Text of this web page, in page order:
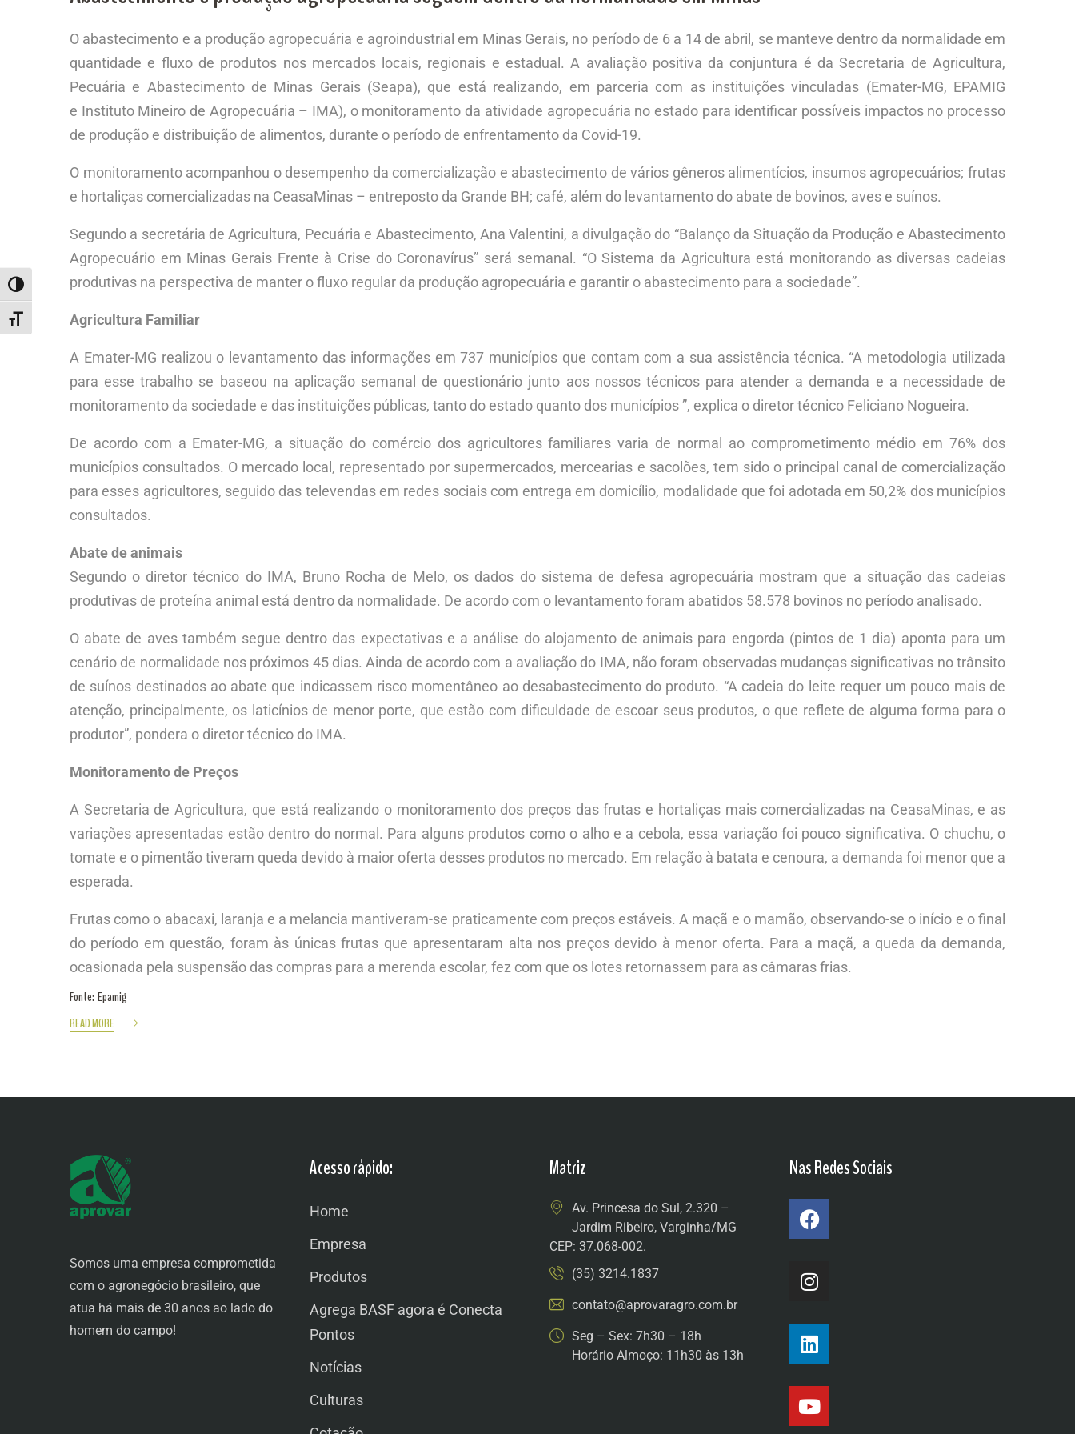
ALTERNAR ALTO CONTRASTE
ALTERNAR TAMANHO DA FONTE
O abastecimento e a produção agropecuária e agroindustrial em Minas Gerais, no período de 6 a 14 de abril, se manteve dentro da normalidade em
quantidade e fluxo de produtos nos mercados locais, regionais e estadual. A avaliação positiva da conjuntura é da Secretaria de Agricultura,
Pecuária e Abastecimento de Minas Gerais (Seapa), que está realizando, em parceria com as instituições vinculadas (Emater-MG, EPAMIG
e Instituto Mineiro de Agropecuária – IMA), o monitoramento da atividade agropecuária no estado para identificar possíveis impactos no processo
de produção e distribuição de alimentos, durante o período de enfrentamento da Covid-19.
O monitoramento acompanhou o desempenho da comercialização e abastecimento de vários gêneros alimentícios, insumos agropecuários; frutas
e hortaliças comercializadas na CeasaMinas – entreposto da Grande BH; café, além do levantamento do abate de bovinos, aves e suínos.
Segundo a secretária de Agricultura, Pecuária e Abastecimento, Ana Valentini, a divulgação do “Balanço da Situação da Produção e Abastecimento
Agropecuário em Minas Gerais Frente à Crise do Coronavírus” será semanal. “O Sistema da Agricultura está monitorando as diversas cadeias
produtivas na perspectiva de manter o fluxo regular da produção agropecuária e garantir o abastecimento para a sociedade”.
Agricultura Familiar
A Emater-MG realizou o levantamento das informações em 737 municípios que contam com a sua assistência técnica. “A metodologia utilizada
para esse trabalho se baseou na aplicação semanal de questionário junto aos nossos técnicos para atender a demanda e a necessidade de
monitoramento da sociedade e das instituições públicas, tanto do estado quanto dos municípios ”, explica o diretor técnico Feliciano Nogueira.
De acordo com a Emater-MG, a situação do comércio dos agricultores familiares varia de normal ao comprometimento médio em 76% dos
municípios consultados. O mercado local, representado por supermercados, mercearias e sacolões, tem sido o principal canal de comercialização
para esses agricultores, seguido das televendas em redes sociais com entrega em domicílio, modalidade que foi adotada em 50,2% dos municípios
consultados.
Abate de animais
Segundo o diretor técnico do IMA, Bruno Rocha de Melo, os dados do sistema de defesa agropecuária mostram que a situação das cadeias
produtivas de proteína animal está dentro da normalidade. De acordo com o levantamento foram abatidos 58.578 bovinos no período analisado.
O abate de aves também segue dentro das expectativas e a análise do alojamento de animais para engorda (pintos de 1 dia) aponta para um
cenário de normalidade nos próximos 45 dias. Ainda de acordo com a avaliação do IMA, não foram observadas mudanças significativas no trânsito
de suínos destinados ao abate que indicassem risco momentâneo ao desabastecimento do produto. “A cadeia do leite requer um pouco mais de
atenção, principalmente, os laticínios de menor porte, que estão com dificuldade de escoar seus produtos, o que reflete de alguma forma para o
produtor”, pondera o diretor técnico do IMA.
Monitoramento de Preços
A Secretaria de Agricultura, que está realizando o monitoramento dos preços das frutas e hortaliças mais comercializadas na CeasaMinas, e as
variações apresentadas estão dentro do normal. Para alguns produtos como o alho e a cebola, essa variação foi pouco significativa. O chuchu, o
tomate e o pimentão tiveram queda devido à maior oferta desses produtos no mercado. Em relação à batata e cenoura, a demanda foi menor que a
esperada.
Frutas como o abacaxi, laranja e a melancia mantiveram-se praticamente com preços estáveis. A maçã e o mamão, observando-se o início e o final
do período em questão, foram às únicas frutas que apresentaram alta nos preços devido à menor oferta. Para a maçã, a queda da demanda,
ocasionada pela suspensão das compras para a merenda escolar, fez com que os lotes retornassem para as câmaras frias.
Fonte: Epamig
READ MORE
Somos uma empresa comprometida
com o agronegócio brasileiro, que
atua há mais de 30 anos ao lado do
homem do campo!
Acesso rápido:
Home
Empresa
Produtos
Agrega BASF agora é Conecta
Pontos
Notícias
Culturas
Matriz
Av. Princesa do Sul, 2.320 –
Jardim Ribeiro, Varginha/MG
CEP: 37.068-002.
(35) 3214.1837
contato@aprovaragro.com.br
Seg – Sex: 7h30 – 18h
Horário Almoço: 11h30 às 13h
Nas Redes Sociais